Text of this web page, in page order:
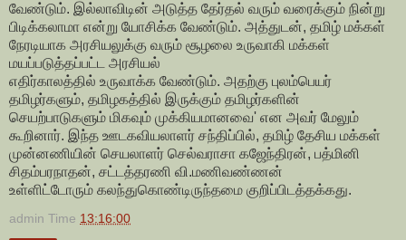
வேண்டும். இல்லாவிடின் அடுத்த தேர்தல் வரும் வரைக்கும் நின்று
பிடிக்கலாமா என்று யோசிக்க வேண்டும். அத்துடன், தமிழ் மக்கள்
நேரடியாக அரசியலுக்கு வரும் சூழலை உருவாகி மக்கள்
மயப்படுத்தப்பட்ட அரசியல்
எதிர்காலத்தில் உருவாக்க வேண்டும். அதற்கு புலம்பெயர்
தமிழர்களும், தமிழகத்தில் இருக்கும் தமிழர்களின்
செயற்பாடுகளும் மிகவும் முக்கியமானவை' என அவர் மேலும்
கூறினார். இந்த ஊடகவியலாளர் சந்திப்பில், தமிழ் தேசிய மக்கள்
முன்னணியின் செயலாளர் செல்வராசா கஜேந்திரன், பத்மினி
சிதம்பரநாதன், சட்டத்தரணி வி.மணிவண்ணன்
உள்ளிட்டோரும் கலந்துகொண்டிருந்தமை குறிப்பிடத்தக்கது.
admin Time 13:16:00